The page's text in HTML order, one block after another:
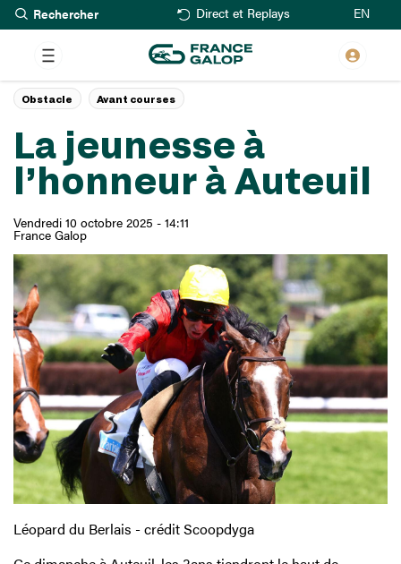
Aller
au
contenu
principal
Rechercher Direct et Replays EN
La jeunesse à
l’honneur à Auteuil
Vendredi 10 octobre 2025 - 14:11
France Galop
Obstacle Avant courses
Léopard du Berlais - crédit Scoopdyga